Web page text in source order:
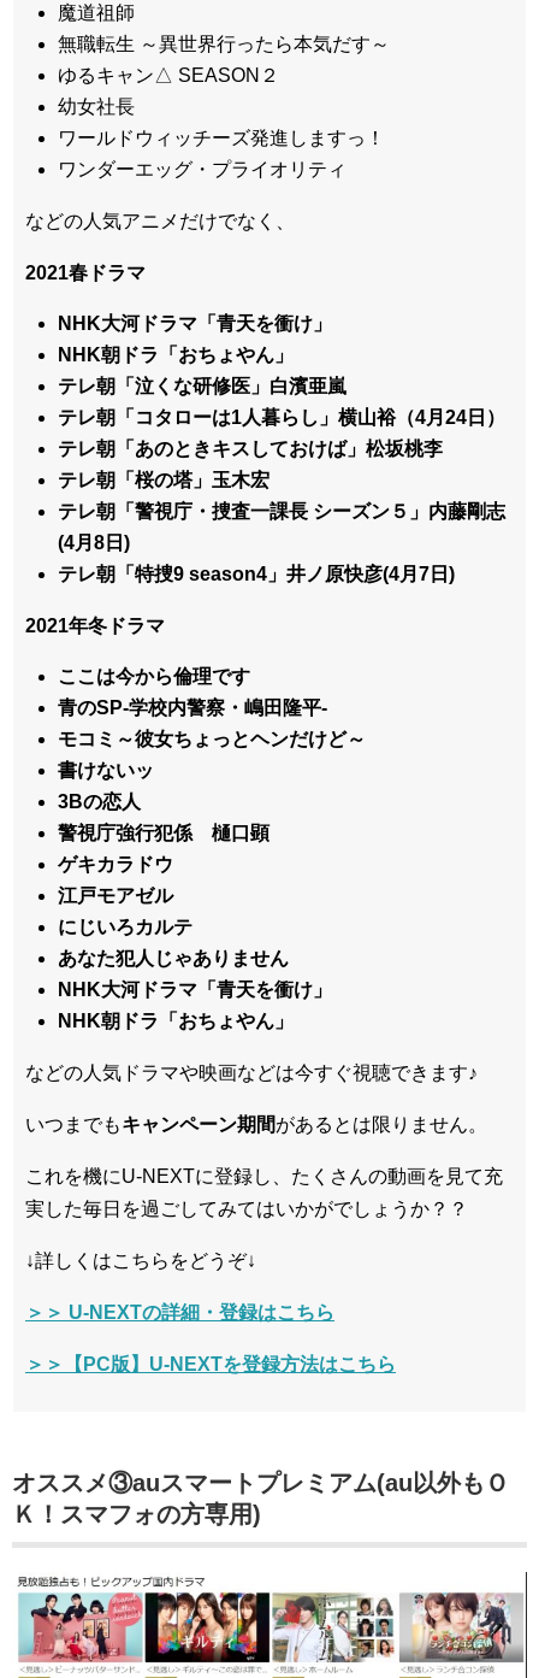
魔道祖師
無職転生 ～異世界行ったら本気だす～
ゆるキャン△ SEASON２
幼女社長
ワールドウィッチーズ発進しますっ！
ワンダーエッグ・プライオリティ
などの人気アニメだけでなく、
2021春ドラマ
NHK大河ドラマ「青天を衝け」
NHK朝ドラ「おちょやん」
テレ朝「泣くな研修医」白濱亜嵐
テレ朝「コタローは1人暮らし」横山裕（4月24日）
テレ朝「あのときキスしておけば」松坂桃李
テレ朝「桜の塔」玉木宏
テレ朝「警視庁・捜査一課長 シーズン５」内藤剛志
(4月8日)
テレ朝「特捜9 season4」井ノ原快彦(4月7日)
2021年冬ドラマ
ここは今から倫理です
青のSP-学校内警察・嶋田隆平-
モコミ～彼女ちょっとヘンだけど～
書けないッ
3Bの恋人
警視庁強行犯係 樋口顕
ゲキカラドウ
江戸モアゼル
にじいろカルテ
あなた犯人じゃありません
NHK大河ドラマ「青天を衝け」
NHK朝ドラ「おちょやん」
などの人気ドラマや映画などは今すぐ視聴できます♪
いつまでもキャンペーン期間があるとは限りません。
これを機にU-NEXTに登録し、たくさんの動画を見て充
実した毎日を過ごしてみてはいかがでしょうか？？
↓詳しくはこちらをどうぞ↓
＞＞ U-NEXTの詳細・登録はこちら
＞＞【PC版】U-NEXTを登録方法はこちら
オススメ③auスマートプレミアム(au以外もＯ
Ｋ！スマフォの方専用)